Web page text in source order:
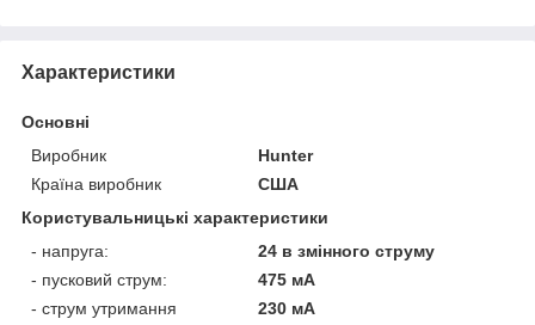
Характеристики
Основні
Виробник
Hunter
Країна виробник
США
Користувальницькі характеристики
- напруга:
24 в змінного струму
- пусковий струм:
475 мА
- струм утримання
230 мА